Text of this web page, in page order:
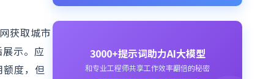
获取城市
示。应
度，但
3000+提示词助力AI大模型
和专业工程师共享工作效率翻倍的秘密